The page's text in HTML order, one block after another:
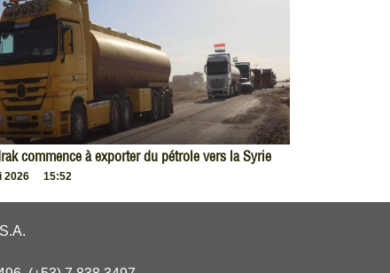
commence à exporter du pétrole vers la Syrie
2026 15:52